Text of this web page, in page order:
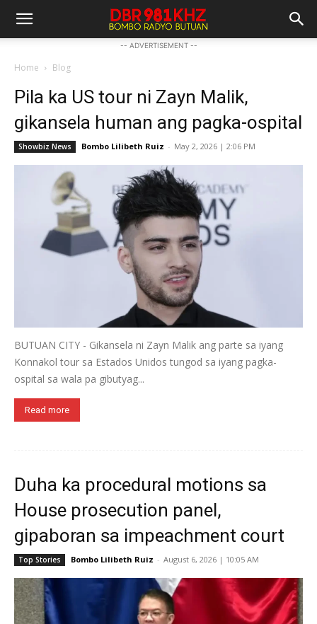
-- ADVERTISEMENT --
Home Blog
Pila ka US tour ni Zayn Malik,
gikansela human ang pagka-ospital
Showbiz News Bombo Lilibeth Ruiz - May 2, 2026 | 2:06 PM
BUTUAN CITY - Gikansela ni Zayn Malik ang parte sa iyang
Konnakol tour sa Estados Unidos tungod sa iyang pagka-
ospital sa wala pa gibutyag...
Read more
Duha ka procedural motions sa
House prosecution panel,
gipaboran sa impeachment court
Top Stories Bombo Lilibeth Ruiz - August 6, 2026 | 10:05 AM